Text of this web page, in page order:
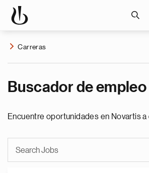
Carreras
Buscador de empleo
Encuentre oportunidades en Novartis a